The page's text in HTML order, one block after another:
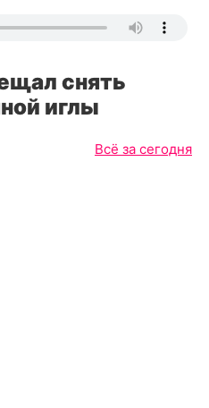
снять
иглы
Всё за сегодня